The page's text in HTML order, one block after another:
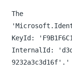
The
KeyId:
InternalId: